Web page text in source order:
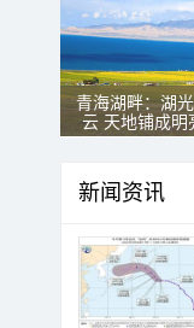
青海湖畔：湖
云 天地铺成明
新闻资讯